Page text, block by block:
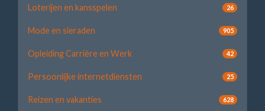
Loterijen en kansspelen 26
Mode en sieraden 905
Opleiding Carrière en Werk 42
Persoonlijke internetdiensten 25
Reizen en vakanties 628